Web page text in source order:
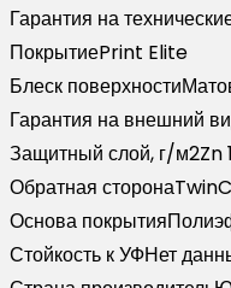
Гарантия на
ПокрытиеPrint Elite
Блеск поверхности
Гарантия на внешний
Защитный слой, г/м2Zn
Обратная сторона
Основа покрытия
Стойкость к УФНет